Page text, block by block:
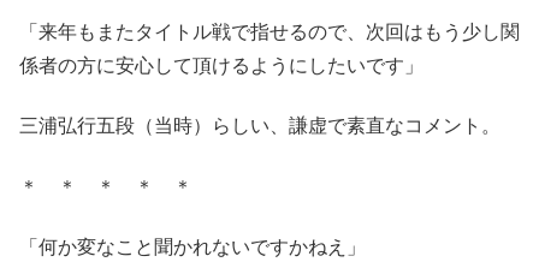
「来年もまたタイトル戦で指せるので、次回はもう少し関
係者の方に安心して頂けるようにしたいです」
三浦弘行五段（当時）らしい、謙虚で素直なコメント。
＊ ＊ ＊ ＊ ＊
「何か変なこと聞かれないですかねえ」